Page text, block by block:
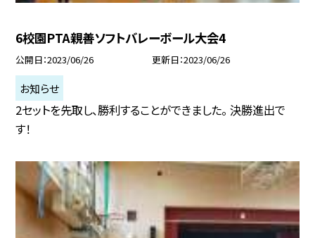
6校園PTA親善ソフトバレーボール大会4
公開日 2023/06/26 更新日 2023/06/26
お知らせ
2セットを先取し、勝利することができました。 決勝進出で
す！